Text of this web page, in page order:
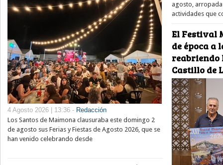
4 Agosto 2026 | 13:36 - Redacción
Los Santos de Maimona clausuraba este domingo 2
de agosto sus Ferias y Fiestas de Agosto 2026, que se
han venido celebrando desde
agosto,
actividades que
El Festival
de época a
reabriendo
Castillo de